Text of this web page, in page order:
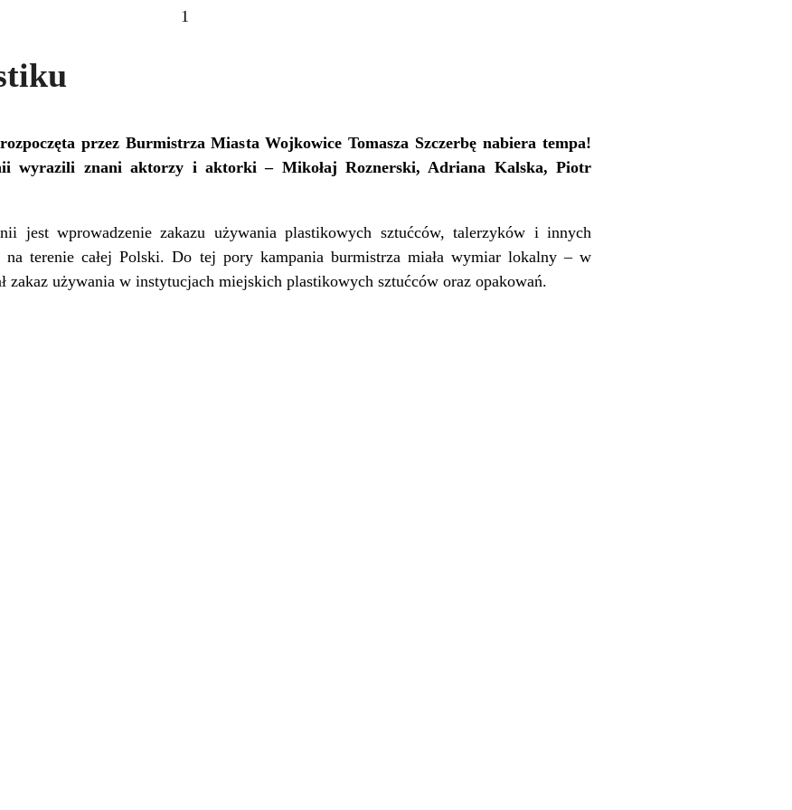
1
przez Burmistrza Miasta Wojkowice Tomasza Szczerbę nabiera tempa!
wyrazili znani aktorzy i aktorki – Mikołaj Roznerski, Adriana Kalska, Piotr
jest wprowadzenie zakazu używania plastikowych sztućców, talerzyków i innych
na terenie całej Polski. Do tej pory kampania burmistrza miała wymiar lokalny – w
zakaz używania w instytucjach miejskich plastikowych sztućców oraz opakowań.